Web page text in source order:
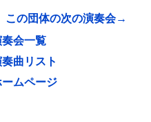
この団体の次の演奏会→
会一覧
曲リスト
ムページ